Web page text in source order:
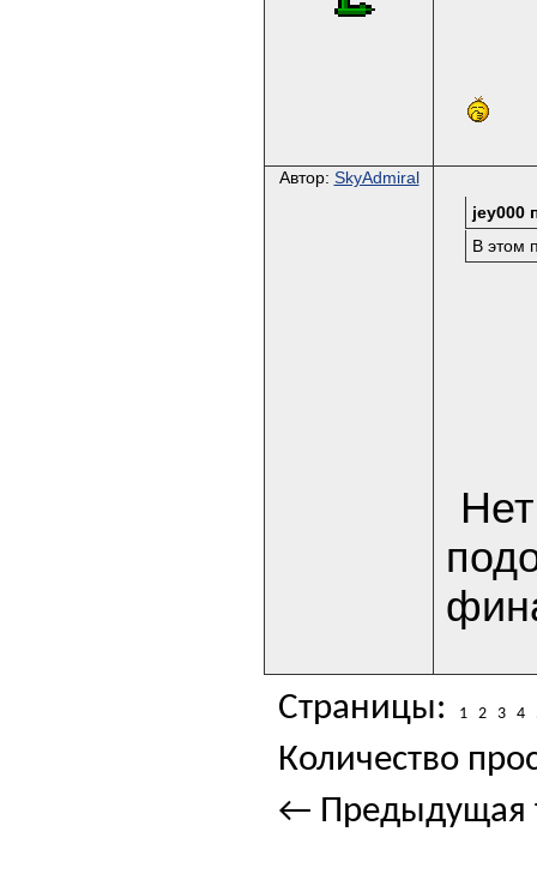
Автор: SkyAdmiral
jey000
В этом
Страницы: 1 2 3 4
Количество
← Предыдущая